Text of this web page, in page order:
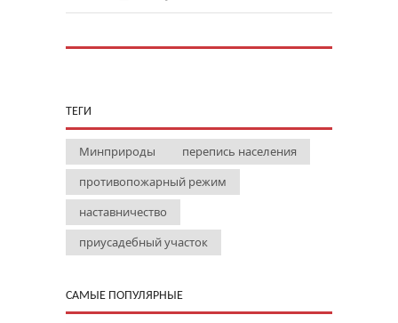
ТЕГИ
Минприроды
перепись населения
противопожарный режим
наставничество
приусадебный участок
САМЫЕ ПОПУЛЯРНЫЕ